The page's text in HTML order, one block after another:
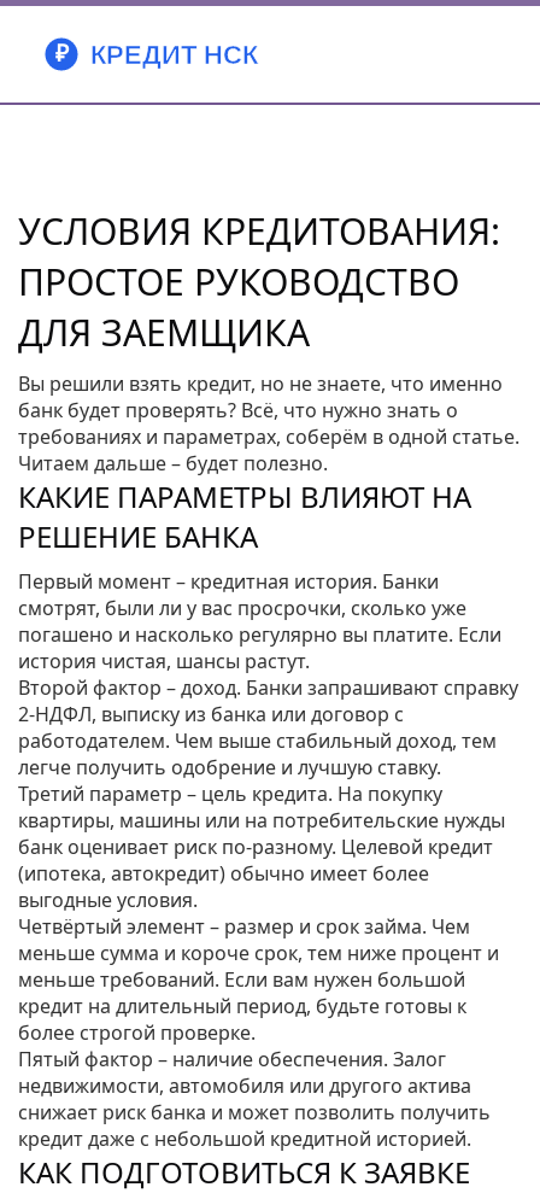
УСЛОВИЯ КРЕДИТОВАНИЯ:
ПРОСТОЕ РУКОВОДСТВО
ДЛЯ ЗАЕМЩИКА
Вы решили взять кредит, но не знаете, что именно
банк будет проверять? Всё, что нужно знать о
требованиях и параметрах, соберём в одной статье.
Читаем дальше – будет полезно.
КАКИЕ ПАРАМЕТРЫ ВЛИЯЮТ НА
РЕШЕНИЕ БАНКА
Первый момент – кредитная история. Банки
смотрят, были ли у вас просрочки, сколько уже
погашено и насколько регулярно вы платите. Если
история чистая, шансы растут.
Второй фактор – доход. Банки запрашивают справку
2‑НДФЛ, выписку из банка или договор с
работодателем. Чем выше стабильный доход, тем
легче получить одобрение и лучшую ставку.
Третий параметр – цель кредита. На покупку
квартиры, машины или на потребительские нужды
банк оценивает риск по‑разному. Целевой кредит
(ипотека, автокредит) обычно имеет более
выгодные условия.
Четвёртый элемент – размер и срок займа. Чем
меньше сумма и короче срок, тем ниже процент и
меньше требований. Если вам нужен большой
кредит на длительный период, будьте готовы к
более строгой проверке.
Пятый фактор – наличие обеспечения. Залог
недвижимости, автомобиля или другого актива
снижает риск банка и может позволить получить
кредит даже с небольшой кредитной историей.
КАК ПОДГОТОВИТЬСЯ К ЗАЯВКЕ